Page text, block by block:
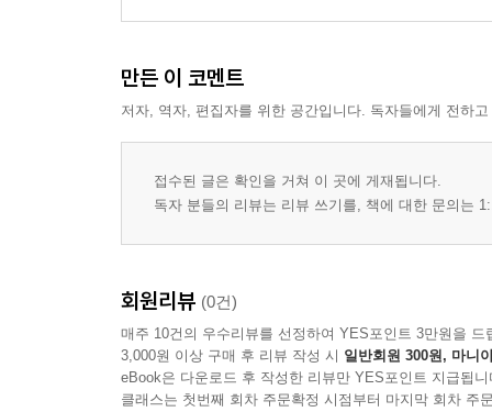
만든 이 코멘트
저자, 역자, 편집자를 위한 공간입니다. 독자들에게 전하
접수된 글은 확인을 거쳐 이 곳에 게재됩니다.
독자 분들의 리뷰는 리뷰 쓰기를, 책에 대한 문의는
회원리뷰 (0건)
매주 10건의 우수리뷰를 선정하여 YES포인트 3만원을 드
3,000원 이상 구매 후 리뷰 작성 시 일반회원 300원, 마니
eBook은 다운로드 후 작성한 리뷰만 YES포인트 지급됩니
클래스는 첫번째 회차 주문확정 시점부터 마지막 회차 주